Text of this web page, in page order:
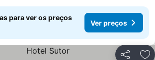
para ver os preços
Ver preços